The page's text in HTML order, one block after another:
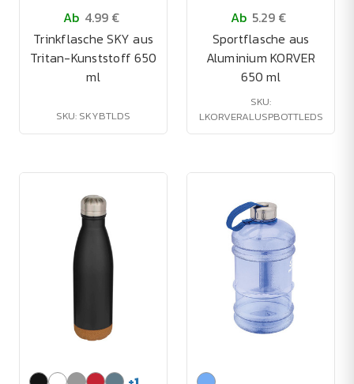
Ab 4.99 €
Trinkflasche SKY aus
Tritan-Kunststoff 650
ml
SKU: SKYBTLDS
Ab 5.29 €
Sportflasche aus
Aluminium KORVER
650 ml
SKU:
LKORVERALUSPBOTTLEDS